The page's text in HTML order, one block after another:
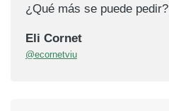
¿Qué más se puede pedir?
Eli Cornet
@ecornetviu